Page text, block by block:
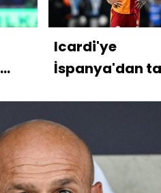
Icardi'ye
İspanya'dan